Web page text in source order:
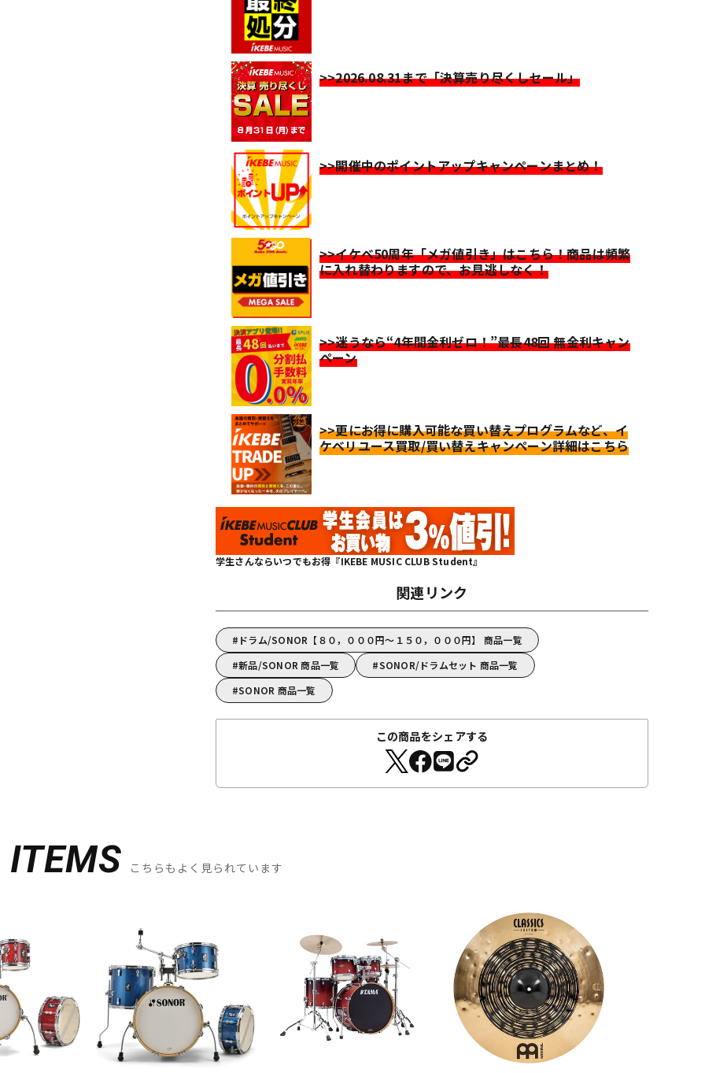
>>2026.08.31まで「決算売り尽くしセール」
>>開催中のポイントアップキャンペーンまとめ！
>>イケベ50周年「メガ値引き」はこちら！商品は頻繁
に入れ替わりますので、お見逃しなく！
>>迷うなら“4年間金利ゼロ！”最長48回 無金利キャン
ペーン
>>更にお得に購入可能な買い替えプログラムなど、イ
ケベリユース買取/買い替えキャンペーン詳細はこちら
学生さんならいつでもお得『IKEBE MUSIC CLUB Student』
関連リンク
ドラム/SONOR【８０，０００円～１５０，０００円】 商品一覧
新品/SONOR 商品一覧
SONOR/ドラムセット 商品一覧
SONOR 商品一覧
この商品をシェアする
ITEMS こちらもよく見られています